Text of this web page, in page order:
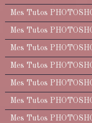
Mes Tutos
Mes Tutos
Mes Tutos
Mes Tutos
Mes Tutos
Mes Tutos
Mes Tutos